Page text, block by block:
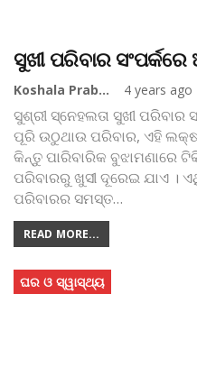
ସୁଖୀ ପରିବାର
Koshala Prabaha 4 years ago
ସୁଶ୍ରୀ ସ୍ନେହଲତା ସୁଖୀ ପରିବାର
ପୂରି ଉଠୁଥାଉ ପରିବାର, ଏହି
କିନ୍ତୁ ପାରିବାରିକ ବୁଝାମଣାରେ
ପରିବାରରୁ ଖୁସୀ ଦୂରେଇ ଯାଏ ।
ପରିବାରର ସମସ୍ତ…
READ MORE...
ଘର ଓ ସ୍ୱାସ୍ଥ୍ୟ